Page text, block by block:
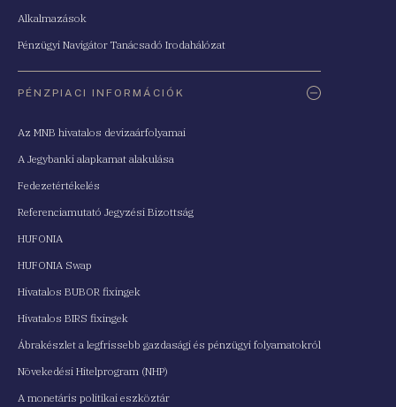
Alkalmazások
Pénzügyi Navigátor Tanácsadó Irodahálózat
PÉNZPIACI INFORMÁCIÓK
Az MNB hivatalos devizaárfolyamai
A Jegybanki alapkamat alakulása
Fedezetértékelés
Referenciamutató Jegyzési Bizottság
HUFONIA
HUFONIA Swap
Hivatalos BUBOR fixingek
Hivatalos BIRS fixingek
Ábrakészlet a legfrissebb gazdasági és pénzügyi folyamatokról
Növekedési Hitelprogram (NHP)
A monetáris politikai eszköztár